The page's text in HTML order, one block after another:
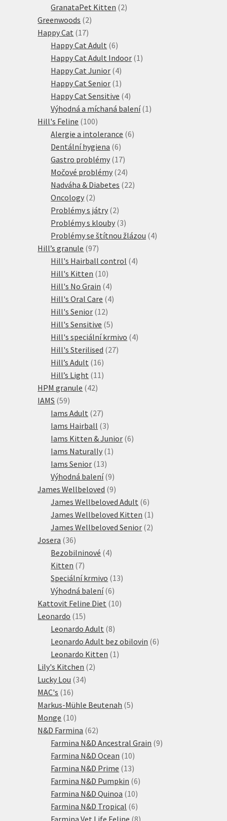
produktů
GranataPet Kitten 22
Greenwoods 22
Happy Cat 1717
produktů
Happy Cat Adult 66
produktů
Happy Cat Adult Indoor 1 1
Happy Cat Junior 44
produkty
Happy Cat Senior 1 1
produkt
Happy Cat Sensitive 44
produkty
Výhodná a míchaná balení 1 1
Hill's Feline 100100
produktů
Alergie a intolerance 66
Dentální hygiena 66
produktů
Gastro problémy 1717
produktů
Močové problémy 2424
produktů
Nadváha & Diabetes 2222
Oncology 22
produkty
Problémy s játry 22
produkty
Problémy s klouby 33
produkty
Problémy se štítnou žlázou 44
Hill’s granule 9797
produktů
Hill's Hairball control 44
Hill's Kitten 1010
produktů
Hill's No Grain 44
produkty
Hill's Oral Care 44
Hill's Senior 1212
produktů
Hill's Sensitive 55
produktů
Hill's speciální krmivo 44
Hill's Sterilised 2727
Hill’s Adult 1616
produktů
Hill’s Light 11 11
HPM granule 4242
IAMS 5959
produktů
Iams Adult 2727
produktů
Iams Hairball 33
produkty
Iams Kitten & Junior 66
Iams Naturally 1 1
Iams Senior 1313
produktů
Výhodná balení 99
produktů
James Wellbeloved 99
produktů
James Wellbeloved Adult 66
produktů
James Wellbeloved Kitten 1 1
produkt
James Wellbeloved Senior 22
Josera 3636
produktů
Bezobilninové 44
Kitten 77
produktů
Speciální krmivo 1313
Výhodná balení 66
produktů
Kattovit Feline Diet 1010
Leonardo 1515
produktů
Leonardo Adult 88
produktů
Leonardo Adult bez obilovin 66
Leonardo Kitten 1 1
Lily's Kitchen 22
Lucky Lou 3434
MAC's 1616
produktů
Markus-Mühle Beutenah 55
Monge 1010
produktů
N&D Farmina 6262
produktů
Farmina N&D Ancestral Grain 99
Farmina N&D Ocean 1010
produktů
Farmina N&D Prime 1313
produktů
Farmina N&D Pumpkin 66
Farmina N&D Quinoa 1010
produktů
Farmina N&D Tropical 66
produktů
Farmina Vet Life Feline 88